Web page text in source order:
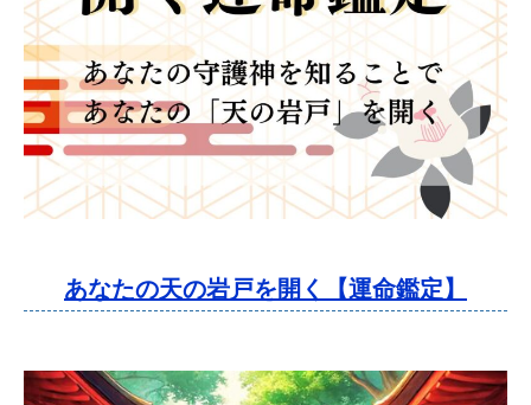
あなたの天の岩戸を開く【運命鑑定】